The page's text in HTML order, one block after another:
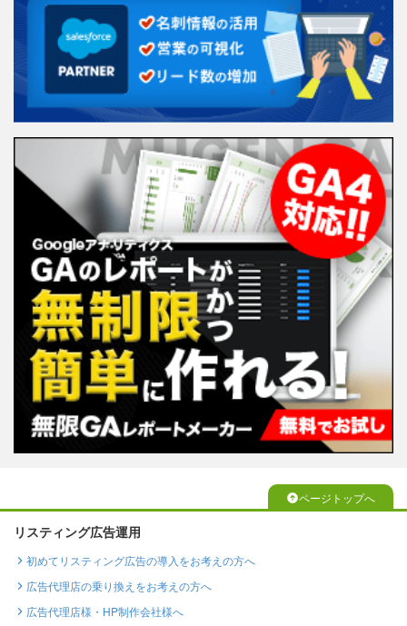
ページトップへ
リスティング広告運用
初めてリスティング広告の導入をお考えの方へ
広告代理店の乗り換えをお考えの方へ
広告代理店様・HP制作会社様へ